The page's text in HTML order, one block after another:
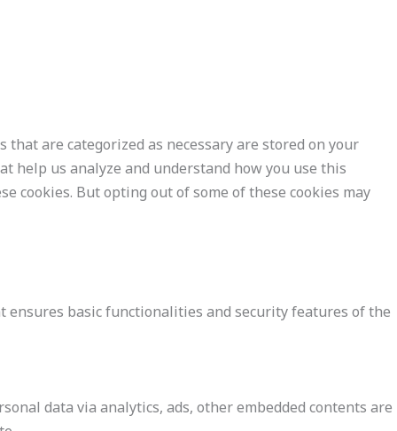
are categorized as necessary are stored on your
help us analyze and understand how you use this
cookies. But opting out of some of these cookies may
ensures basic functionalities and security features of the
data via analytics, ads, other embedded contents are